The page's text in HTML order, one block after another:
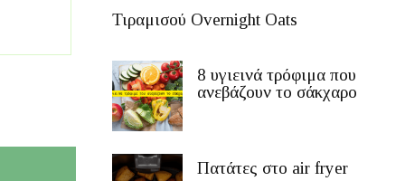
Τιραμισού Overnight Oats
8 υγιεινά τρόφιμα που
ανεβάζουν το σάκχαρο
Πατάτες στο air fryer